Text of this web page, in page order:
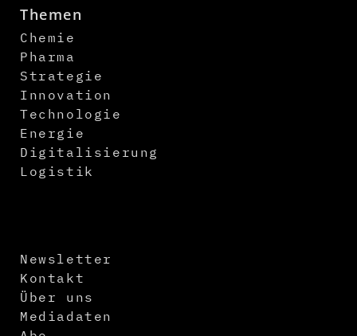
Themen
Chemie
Pharma
Strategie
Innovation
Technologie
Energie
Digitalisierung
Logistik
Newsletter
Kontakt
Über uns
Mediadaten